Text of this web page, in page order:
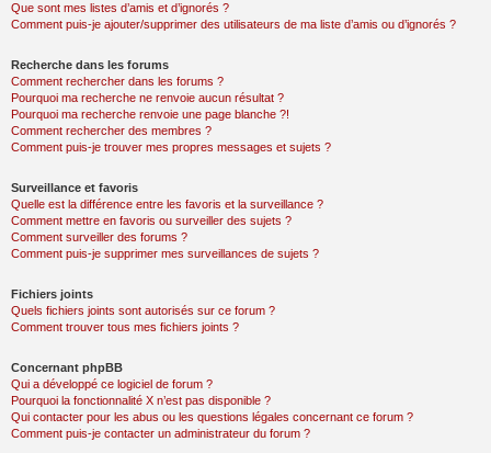
Que sont mes listes d’amis et d’ignorés ?
Comment puis-je ajouter/supprimer des utilisateurs de ma liste d’amis ou d’ignorés ?
Recherche dans les forums
Comment rechercher dans les forums ?
Pourquoi ma recherche ne renvoie aucun résultat ?
Pourquoi ma recherche renvoie une page blanche ?!
Comment rechercher des membres ?
Comment puis-je trouver mes propres messages et sujets ?
Surveillance et favoris
Quelle est la différence entre les favoris et la surveillance ?
Comment mettre en favoris ou surveiller des sujets ?
Comment surveiller des forums ?
Comment puis-je supprimer mes surveillances de sujets ?
Fichiers joints
Quels fichiers joints sont autorisés sur ce forum ?
Comment trouver tous mes fichiers joints ?
Concernant phpBB
Qui a développé ce logiciel de forum ?
Pourquoi la fonctionnalité X n’est pas disponible ?
Qui contacter pour les abus ou les questions légales concernant ce forum ?
Comment puis-je contacter un administrateur du forum ?